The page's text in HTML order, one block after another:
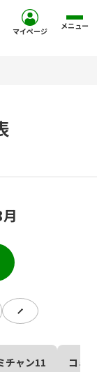
マイページ メニュー
チャン11 コミ